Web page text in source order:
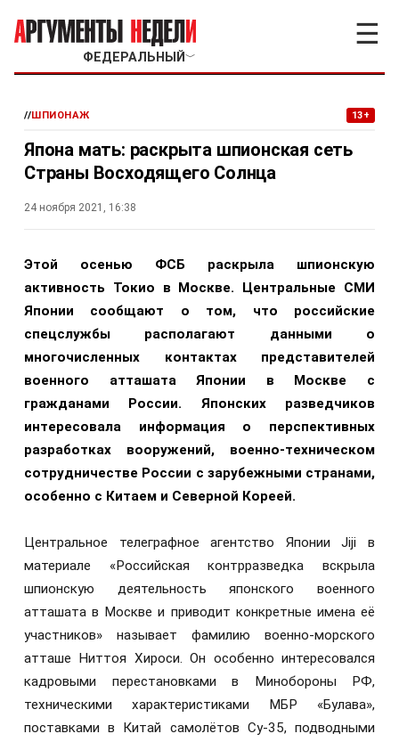
ФЕДЕРАЛЬНЫЙ ﹀
☰
//ШПИОНАЖ 13+
Япона мать: раскрыта шпионская сеть
Страны Восходящего Солнца
24 ноября 2021, 16:38
Этой осенью ФСБ раскрыла шпионскую
активность Токио в Москве. Центральные СМИ
Японии сообщают о том, что российские
спецслужбы располагают данными о
многочисленных контактах представителей
военного атташата Японии в Москве с
гражданами России. Японских разведчиков
интересовала информация о перспективных
разработках вооружений, военно-техническом
сотрудничестве России с зарубежными странами,
особенно с Китаем и Северной Кореей.
Центральное телеграфное агентство Японии Jiji в
материале «Российская контрразведка вскрыла
шпионскую деятельность японского военного
атташата в Москве и приводит конкретные имена её
участников» называет фамилию военно-морского
атташе Ниттоя Хироси. Он особенно интересовался
кадровыми перестановками в Минобороны РФ,
техническими характеристиками МБР «Булава»,
поставками в Китай самолётов Су-35, подводными